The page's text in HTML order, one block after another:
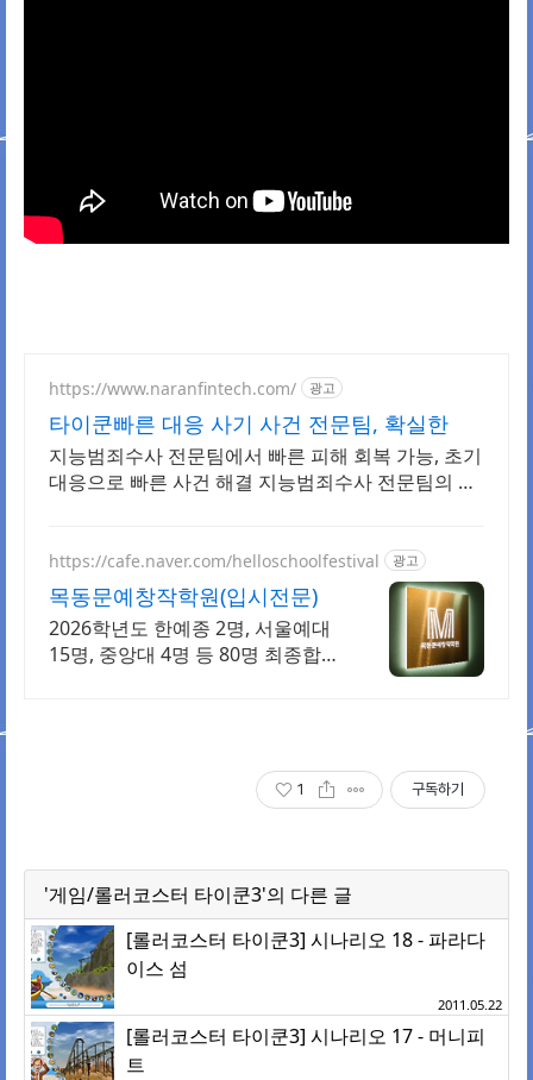
https://www.naranfintech.com/ 광고
타이쿤빠른 대응 사기 사건 전문팀, 확실한
지능범죄수사 전문팀에서 빠른 피해 회복 가능, 초기
대응으로 빠른 사건 해결 지능범죄수사 전문팀의 노
https://cafe.naver.com/helloschoolfestival 광고
목동문예창작학원(입시전문)
2026학년도 한예종 2명, 서울예대
15명, 중앙대 4명 등 80명 최종합
1 구독하기
'게임/롤러코스터 타이쿤3'의 다른 글
[롤러코스터 타이쿤3] 시나리오 18 - 파라다
이스 섬
2011.05.22
[롤러코스터 타이쿤3] 시나리오 17 - 머니피
트